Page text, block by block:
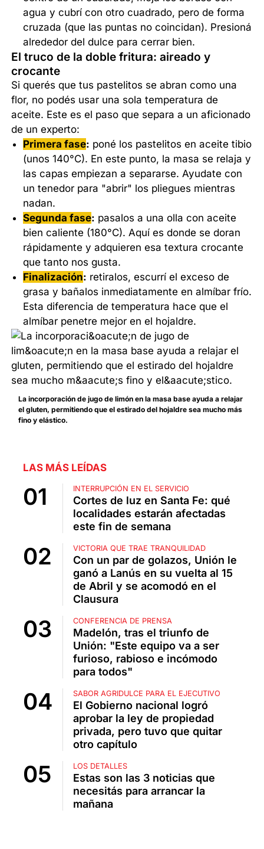
agua y cubrí con otro cuadrado, pero de forma
cruzada (que las puntas no coincidan). Presioná
alrededor del dulce para cerrar bien.
El truco de la doble fritura: aireado y
crocante
Si querés que tus pastelitos se abran como una
flor, no podés usar una sola temperatura de
aceite. Este es el paso que separa a un aficionado
de un experto:
Primera fase: poné los pastelitos en aceite tibio
(unos 140°C). En este punto, la masa se relaja y
las capas empiezan a separarse. Ayudate con
un tenedor para "abrir" los pliegues mientras
nadan.
Segunda fase: pasalos a una olla con aceite
bien caliente (180°C). Aquí es donde se doran
rápidamente y adquieren esa textura crocante
que tanto nos gusta.
Finalización: retiralos, escurrí el exceso de
grasa y bañalos inmediatamente en almíbar frío.
Esta diferencia de temperatura hace que el
almíbar penetre mejor en el hojaldre.
La incorporación de jugo de limón en la masa base ayuda a relajar
el gluten, permitiendo que el estirado del hojaldre sea mucho más
fino y elástico.
LAS MÁS LEÍDAS
INTERRUPCIÓN EN EL SERVICIO
Cortes de luz en Santa Fe: qué
localidades estarán afectadas
este fin de semana
VICTORIA QUE TRAE TRANQUILIDAD
Con un par de golazos, Unión le
ganó a Lanús en su vuelta al 15
de Abril y se acomodó en el
Clausura
CONFERENCIA DE PRENSA
Madelón, tras el triunfo de
Unión: "Este equipo va a ser
furioso, rabioso e incómodo
para todos"
SABOR AGRIDULCE PARA EL EJECUTIVO
El Gobierno nacional logró
aprobar la ley de propiedad
privada, pero tuvo que quitar
otro capítulo
LOS DETALLES
Estas son las 3 noticias que
necesitás para arrancar la
mañana